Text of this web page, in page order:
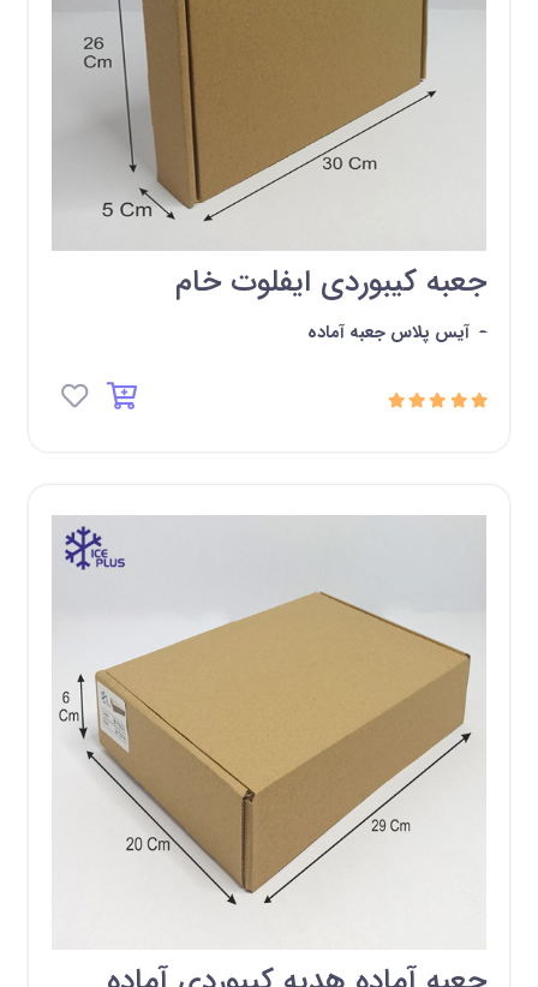
جعبه کیبوردی ایفلوت خام
- آیس پلاس جعبه آماده